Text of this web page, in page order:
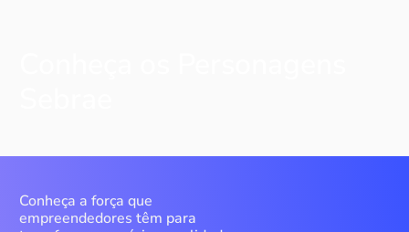
Conheça a força que
empreendedores têm para